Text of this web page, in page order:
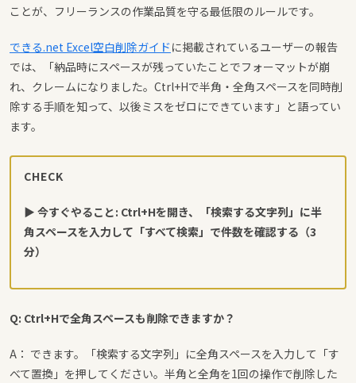
ことが、フリーランスの作業品質を守る最低限のルールです。
できる.net Excel空白削除ガイドに掲載されているユーザーの報告
では、「納品時にスペースが残っていたことでフォーマットが崩
れ、クレームになりました。Ctrl+Hで半角・全角スペースを同時削
除する手順を知って、以後ミスをゼロにできています」と語ってい
ます。
CHECK
▶ 今すぐやること: Ctrl+Hを開き、「検索する文字列」に半
角スペースを入力して「すべて検索」で件数を確認する（3
分）
Q: Ctrl+Hで全角スペースも削除できますか？
A： できます。「検索する文字列」に全角スペースを入力して「す
べて置換」を押してください。半角と全角を1回の操作で削除した